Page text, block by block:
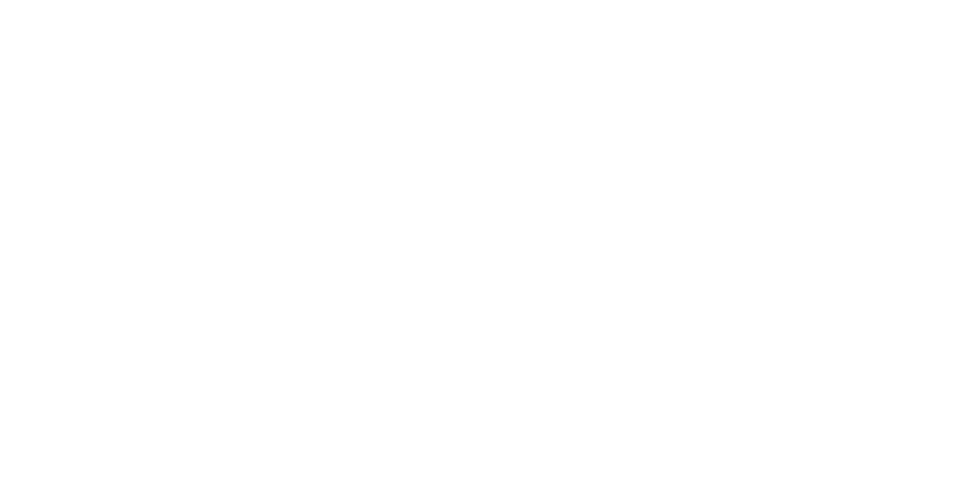
Einkauf, Finanzen, Service, Personal, Recht und Marketing verantwortlich.
Wirtschaftswissenschaften und verfügt über 20 Jahre Managementerfahrung. Zunächst war er von 2002 bis
bis 2016 unterstützte er RENA, eines der weltweit führenden Unternehmen für Nasschemie-Anlagen, als
in das Unternehmen ein.
seinem Studienabschluss in Physik an der Universität Heidelberg 2003 arbeitete er als wissenschaftlicher
für die Photovoltaik ab und wechselte in die Industrie. Berufsbegleitend absolvierte er in den
der centrotherm international AG für das Ressort Vertrieb & Aftersales verantwortlich. Bereits im Oktober